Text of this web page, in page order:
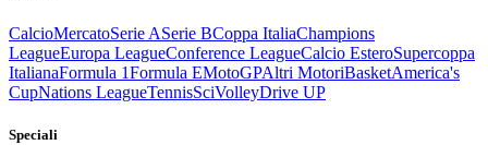
CalcioMercatoSerie ASerie BCoppa ItaliaChampions
LeagueEuropa LeagueConference LeagueCalcio EsteroSupercoppa
ItalianaFormula 1Formula EMotoGPAltri MotoriBasketAmerica's
CupNations LeagueTennisSciVolleyDrive UP
Speciali